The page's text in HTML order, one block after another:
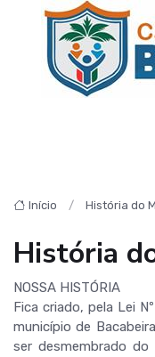
Início História do
História
NOSSA HISTÓRIA
Fica criado, pela Lei
município de
ser desmembrado do